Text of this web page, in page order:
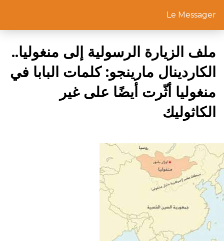
Le Messager
ملف الزيارة الرسولية إلى منغوليا..
الكاردينال مارينجو: كلمات البابا في
منغوليا أثّرت أيضًا على غير
الكاثوليك